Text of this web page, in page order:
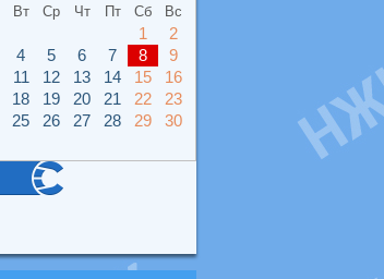
Вт Ср Чт Пт Сб Вс
1
2
4 5 6 7 8
9
11 12 13 14 15
16
18 19 20 21 22
23
25 26 27 28 29
30